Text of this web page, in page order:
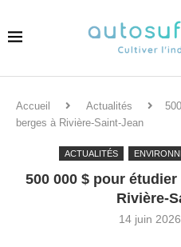
Accueil Actualités
berges à Rivière-Saint-Jean
ACTUALITÉS
500 000 $ pour
Rivière-
14 juin 2026